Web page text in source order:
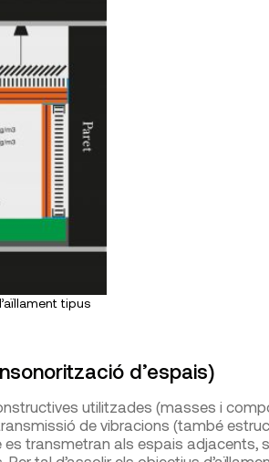
tipus
d’espais)
utilitzades (masses i
de vibracions (també
es transmetran als espais